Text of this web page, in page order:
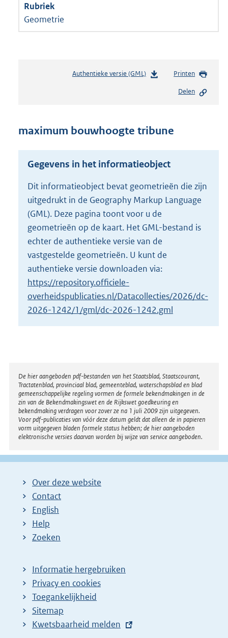
Geometrie
Authentieke versie (GML)b
n
s
r
o
t
t
e
2
K
b
Printen
Delen
maximum bouwhoogte tribune
Gegevens in het informatieobject
Dit informatieobject bevat geometrieën die zijn
uitgedrukt in de Geography Markup Language
(GML). Deze pagina toont voor u de
geometrieën op de kaart. Het GML-bestand is
echter de authentieke versie van de
vastgestelde geometrieën. U kunt de
authentieke versie downloaden via:
https://repository.officiele-
overheidspublicaties.nl/Datacollecties/2026/dc-
2026-1242/1/gml/dc-2026-1242.gml
Disclaimer
De hier aangeboden pdf-bestanden van het Staatsblad, Staatscourant,
Tractatenblad, provinciaal blad, gemeenteblad, waterschapsblad en blad
gemeenschappelijke regeling vormen de formele bekendmakingen in de
zin van de Bekendmakingswet en de Rijkswet goedkeuring en
bekendmaking verdragen voor zover ze na 1 juli 2009 zijn uitgegeven.
Voor pdf-publicaties van vóór deze datum geldt dat alleen de in papieren
vorm uitgegeven bladen formele status hebben; de hier aangeboden
elektronische versies daarvan worden bij wijze van service aangeboden.
Over deze website
Contact
English
Help
Zoeken
Informatie hergebruiken
Privacy en cookies
Toegankelijkheid
Sitemap
E
Kwetsbaarheid melden